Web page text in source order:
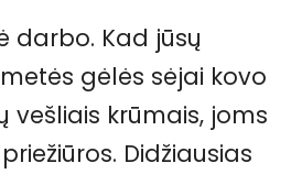
darbo. Kad jūsų
gėlės sėjai kovo
vešliais krūmais, joms
Didžiausias